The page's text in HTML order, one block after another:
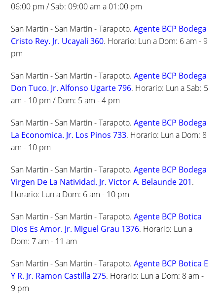
06:00 pm / Sab: 09:00 am a 01:00 pm
San Martin - San Martin - Tarapoto.Agente BCP Bodega
Cristo Rey. Jr. Ucayali 360. Horario: Lun a Dom: 6 am - 9
pm
San Martin - San Martin - Tarapoto.Agente BCP Bodega
Don Tuco. Jr. Alfonso Ugarte 796. Horario: Lun a Sab: 5
am - 10 pm / Dom: 5 am - 4 pm
San Martin - San Martin - Tarapoto.Agente BCP Bodega
La Economica. Jr. Los Pinos 733. Horario: Lun a Dom: 8
am - 10 pm
San Martin - San Martin - Tarapoto.Agente BCP Bodega
Virgen De La Natividad. Jr. Victor A. Belaunde 201.
Horario: Lun a Dom: 6 am - 10 pm
San Martin - San Martin - Tarapoto.Agente BCP Botica
Dios Es Amor. Jr. Miguel Grau 1376. Horario: Lun a
Dom: 7 am - 11 am
San Martin - San Martin - Tarapoto.Agente BCP Botica E
Y R. Jr. Ramon Castilla 275. Horario: Lun a Dom: 8 am -
9 pm